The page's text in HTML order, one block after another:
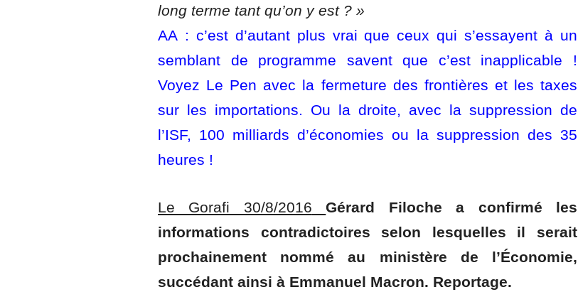
long terme tant qu’on y est ? »
AA : c’est d’autant plus vrai que ceux qui s’essayent à un
semblant de programme savent que c’est inapplicable !
Voyez Le Pen avec la fermeture des frontières et les taxes
sur les importations. Ou la droite, avec la suppression de
l’ISF, 100 milliards d’économies ou la suppression des 35
heures !
Le Gorafi 30/8/2016
Gérard Filoche a confirmé les
informations contradictoires selon lesquelles il serait
prochainement nommé au ministère de l’Économie,
succédant ainsi à Emmanuel Macron. Reportage.